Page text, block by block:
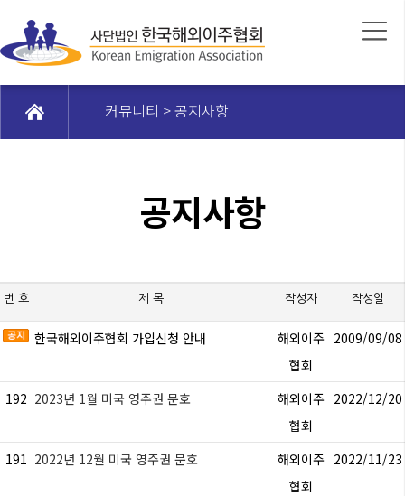
커뮤니티 > 공지사항
공지사항
번 호 제 목 작성자 작성일
한국해외이주협회 가입신청 안내
해외이주
협회
2009/09/08
192 2023년 1월 미국 영주권 문호
해외이주
협회
2022/12/20
191 2022년 12월 미국 영주권 문호
해외이주
협회
2022/11/23